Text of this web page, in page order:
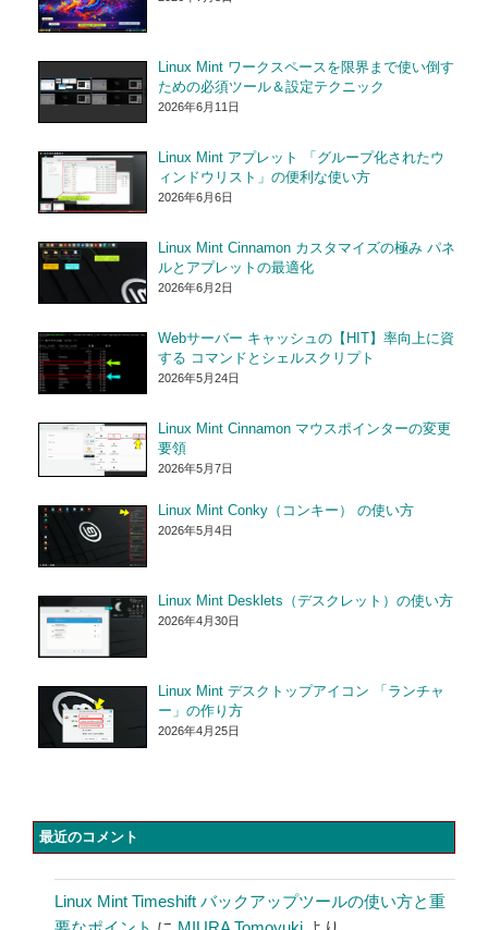
Linux Mint ワークスペースを限界まで使い倒す
ための必須ツール＆設定テクニック
2026年6月11日
Linux Mint アプレット 「グループ化されたウ
ィンドウリスト」の便利な使い方
2026年6月6日
Linux Mint Cinnamon カスタマイズの極み パネ
ルとアプレットの最適化
2026年6月2日
Webサーバー キャッシュの【HIT】率向上に資
する コマンドとシェルスクリプト
2026年5月24日
Linux Mint Cinnamon マウスポインターの変更
要領
2026年5月7日
Linux Mint Conky（コンキー） の使い方
2026年5月4日
Linux Mint Desklets（デスクレット）の使い方
2026年4月30日
Linux Mint デスクトップアイコン 「ランチャ
ー」の作り方
2026年4月25日
最近のコメント
Linux Mint Timeshift バックアップツールの使い方と重